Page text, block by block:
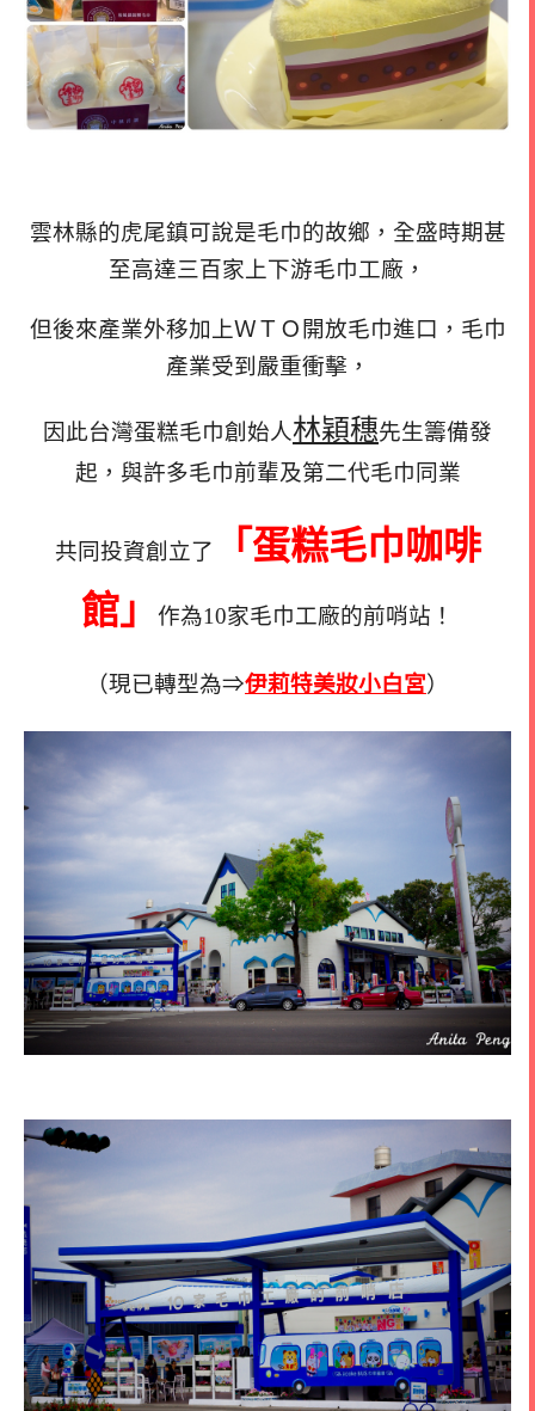
雲林縣的虎尾鎮可說是毛巾的故鄉，全盛時期甚
至高達三百家上下游毛巾工廠，
但後來產業外移加上ＷＴＯ開放毛巾進口，毛巾
產業受到嚴重衝擊，
因此台灣蛋糕毛巾創始人林穎穗先生籌備發
起，與許多毛巾前輩及第二代毛巾同業
共同投資創立了
「蛋糕毛巾咖啡
館」
作為10家毛巾工廠的前哨站！
（現已轉型為⇒伊莉特美妝小白宮）